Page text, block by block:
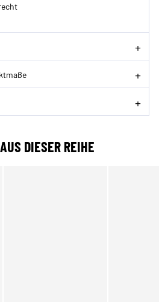
DIESER REIHE